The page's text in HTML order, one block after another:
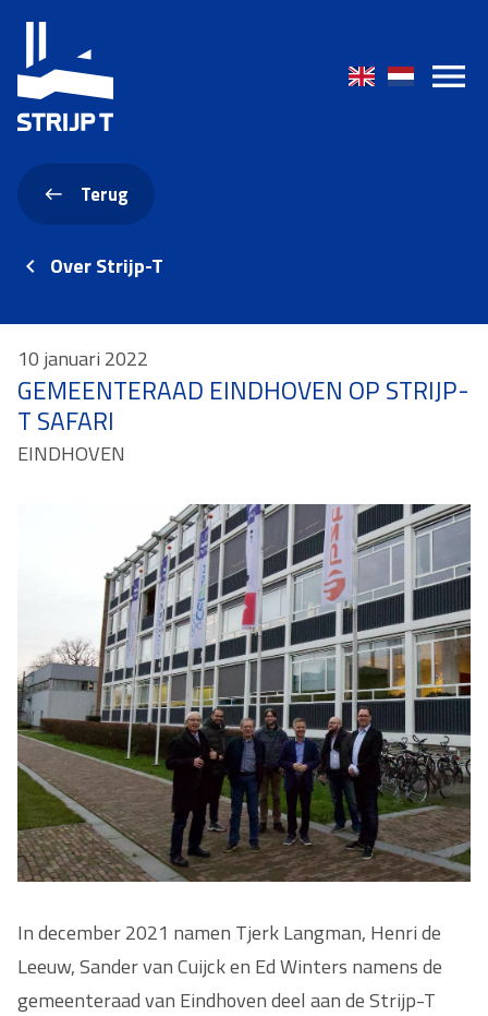
Terug
Over Strijp-T
10 januari 2022
GEMEENTERAAD EINDHOVEN OP STRIJP-
T SAFARI
EINDHOVEN
In december 2021 namen Tjerk Langman, Henri de
Leeuw, Sander van Cuijck en Ed Winters namens de
gemeenteraad van Eindhoven deel aan de Strijp-T